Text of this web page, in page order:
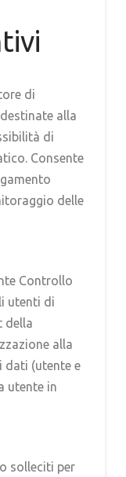
di
alla
di
Consente
delle
Controllo
utenti di
della
alla
dati (utente e
utente in
solleciti per